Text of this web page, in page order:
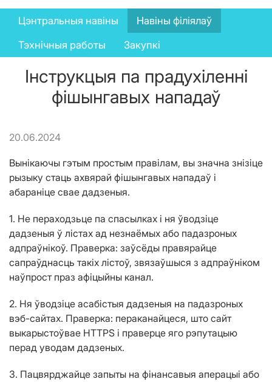
News
menu
Цэнтральныя навіны
Навіны філіялаў
Тэхнічныя работы
Закупкі
Інструкцыя па прадухіленні
фішынгавых нападаў
20.06.2024
Вынікаючы гэтым простым правілам, вы значна знізіце
рызыку стаць ахвярай фішынгавых нападаў і
абараніце свае дадзеныя.
1. Не пераходзьце па спасылках і ня ўводзіце
дадзеныя ў лістах ад незнаёмых або падазроных
адпраўнікоў. Праверка: заўсёды правярайце
сапраўднасць такіх лістоў, звязаўшыся з адпраўніком
наўпрост праз афіцыйны канал.
2. Ня ўводзіце асабістыя дадзеныя на падазроных
вэб-сайтах. Праверка: пераканайцеся, што сайт
выкарыстоўвае HTTPS і праверце яго рэпутацыю
перад уводам дадзеных.
3. Пацвярджайце запыты на фінансавыя аперацыі або